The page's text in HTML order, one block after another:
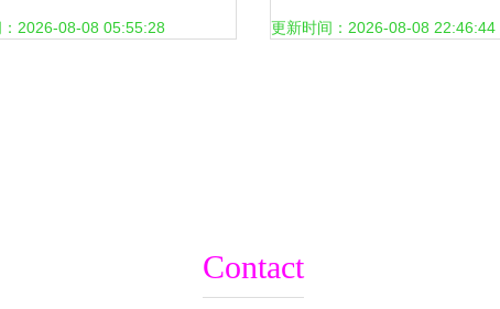
应用服务引领新潮流
2026-08-08 05:55:28 字化成果展示与文化创
更新时间：2026-08-08 22:46:44
Contact